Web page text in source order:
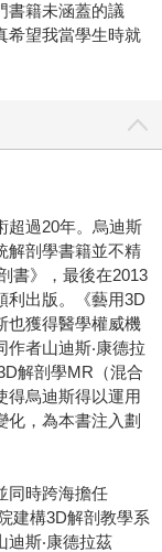
書籍未涵蓋的議
希望我當學生時就
超過20年。烏迪斯
解剖學書籍並不精
書》，最後在2013
利出版。《藝用3D
也獲得醫學權威機
者山迪斯‧康德拉
解剖學MR（混合
得烏迪斯得以運用
化，為本書注入劃
同時跨海擔任
建構3D解剖教學系
迪斯‧康德拉茲